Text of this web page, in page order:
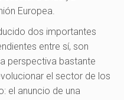
Europea.
dos importantes
entre sí, son
perspectiva bastante
el sector de los
el anuncio de una